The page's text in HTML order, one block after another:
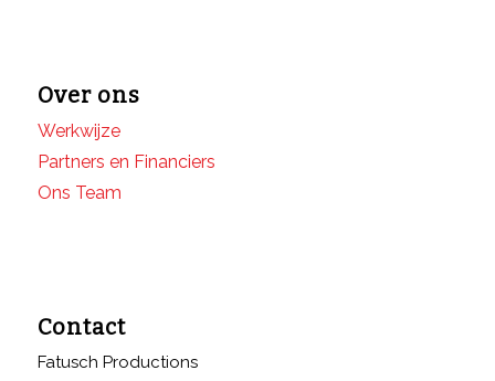
Over ons
Werkwijze
Partners en Financiers
Ons Team
Contact
Fatusch Productions